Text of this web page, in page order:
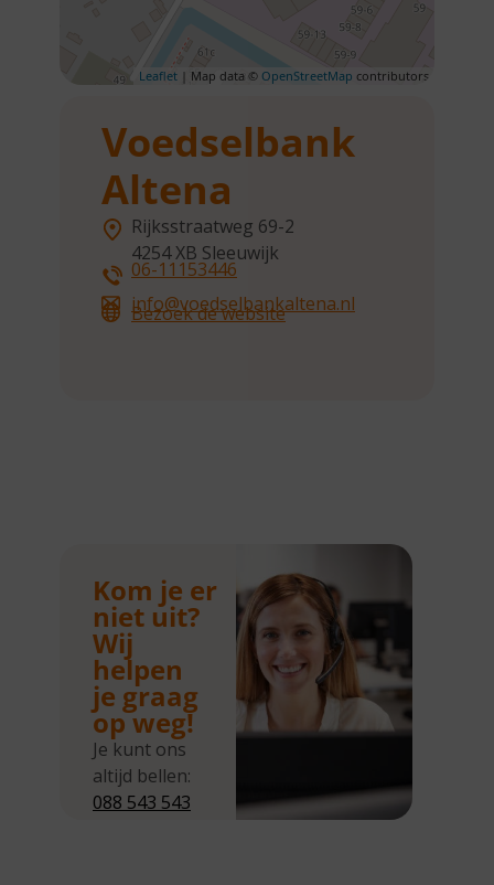
Leaflet | Map data © OpenStreetMap contributors
Voedselbank
Altena
Rijksstraatweg 69-2
4254 XB Sleeuwijk
06-11153446
info@voedselbankaltena.nl
Bezoek de website
Kom je er
niet uit?
Wij
helpen
je graag
op weg!
Je kunt ons
altijd bellen:
088 543 543